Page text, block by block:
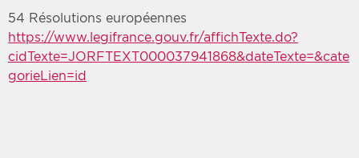
54 Résolutions européennes
https://www.legifrance.gouv.fr/affichTexte.do?
cidTexte=JORFTEXT000037941868&dateTexte=&cate
gorieLien=id